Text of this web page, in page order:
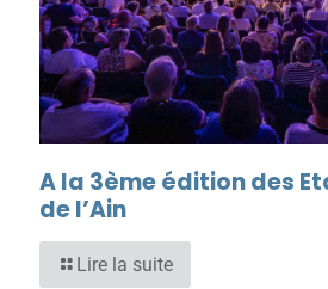
A la 3ème édition des
de l’Ain
Lire la suite